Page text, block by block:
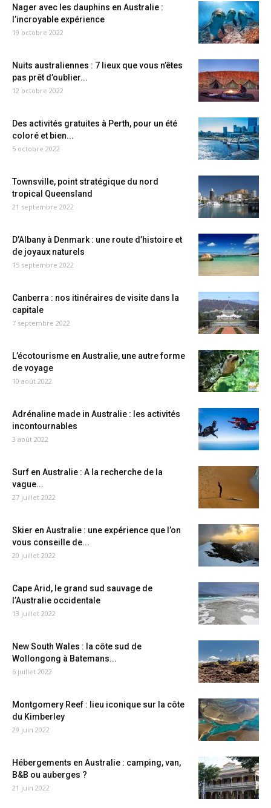
Nager avec les dauphins en Australie :
l’incroyable expérience
19 octobre 2022
Nuits australiennes : 7 lieux que vous n’êtes
pas prêt d’oublier...
12 octobre 2022
Des activités gratuites à Perth, pour un été
coloré et bien...
5 octobre 2022
Townsville, point stratégique du nord
tropical Queensland
21 septembre 2022
D’Albany à Denmark : une route d’histoire et
de joyaux naturels
15 septembre 2022
Canberra : nos itinéraires de visite dans la
capitale
7 septembre 2022
L’écotourisme en Australie, une autre forme
de voyage
10 août 2022
Adrénaline made in Australie : les activités
incontournables
3 août 2022
Surf en Australie : A la recherche de la
vague...
27 juillet 2022
Skier en Australie : une expérience que l’on
vous conseille de...
20 juillet 2022
Cape Arid, le grand sud sauvage de
l’Australie occidentale
13 juillet 2022
New South Wales : la côte sud de
Wollongong à Batemans...
6 juillet 2022
Montgomery Reef : lieu iconique sur la côte
du Kimberley
29 juin 2022
Hébergements en Australie : camping, van,
B&B ou auberges ?
21 juin 2022